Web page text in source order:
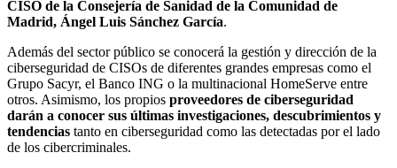
CISO de la Consejería de Sanidad de la Comunidad de
Madrid, Ángel Luis Sánchez García.
Además del sector público se conocerá la gestión y dirección de la
ciberseguridad de CISOs de diferentes grandes empresas como el
Grupo Sacyr, el Banco ING o la multinacional HomeServe entre
otros. Asimismo, los propios proveedores de ciberseguridad
darán a conocer sus últimas investigaciones, descubrimientos y
tendencias tanto en ciberseguridad como las detectadas por el lado
de los cibercriminales.